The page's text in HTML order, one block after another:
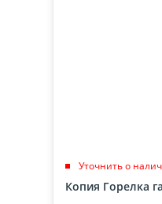
Уточнить о
Копия Горелка